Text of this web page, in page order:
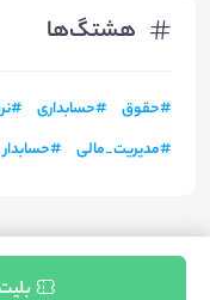
هشتگ‌ها
#حقوق #حسابداری #
#مدیریت_مالی #حسابدار